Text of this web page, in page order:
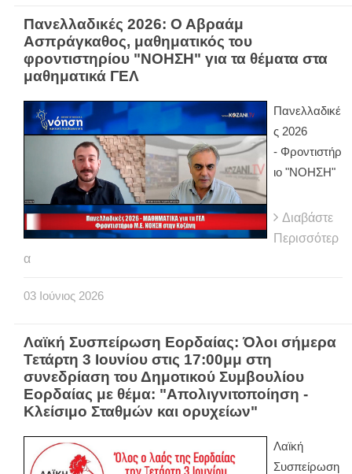
Πανελλαδικές 2026: Ο Αβραάμ
Ασπράγκαθος, μαθηματικός του
φροντιστηρίου "ΝΟΗΣΗ" για τα θέματα στα
μαθηματικά ΓΕΛ
Πανελλαδικέ
ς 2026
- Φροντιστήρ
ιο "ΝΟΗΣΗ"
Διαβάστε
Περισσότερ
α
03 Ιούνιος 2026
Λαϊκή Συσπείρωση Εορδαίας: Όλοι σήμερα
Τετάρτη 3 Ιουνίου στις 17:00μμ στη
συνεδρίαση του Δημοτικού Συμβουλίου
Εορδαίας με θέμα: "Απολιγνιτοποίηση -
Κλείσιμο Σταθμών και ορυχείων"
Λαϊκή
Συσπείρωση